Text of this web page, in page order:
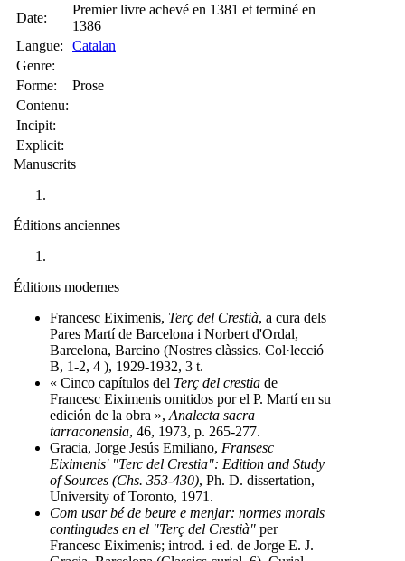
Date:
Premier livre achevé en 1381 et terminé en
1386
Langue:
Catalan
Genre:
Forme:
Prose
Contenu:
Incipit:
Explicit:
Manuscrits
Éditions anciennes
Éditions modernes
Francesc Eiximenis, Terç del Crestià, a cura dels
Pares Martí de Barcelona i Norbert d'Ordal,
Barcelona, Barcino (Nostres clàssics. Col·lecció
B, 1-2, 4 ), 1929-1932, 3 t.
« Cinco capítulos del Terç del crestia de
Francesc Eiximenis omitidos por el P. Martí en su
edición de la obra », Analecta sacra
tarraconensia, 46, 1973, p. 265-277.
Gracia, Jorge Jesús Emiliano, Fransesc
Eiximenis' "Terc del Crestia": Edition and Study
of Sources (Chs. 353-430), Ph. D. dissertation,
University of Toronto, 1971.
Com usar bé de beure e menjar: normes morals
contingudes en el "Terç del Crestià" per
Francesc Eiximenis; introd. i ed. de Jorge E. J.